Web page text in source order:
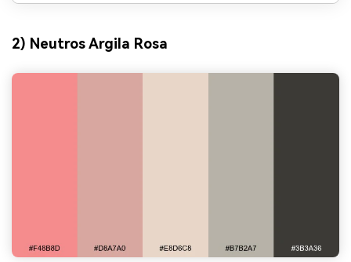
2) Neutros Argila Rosa